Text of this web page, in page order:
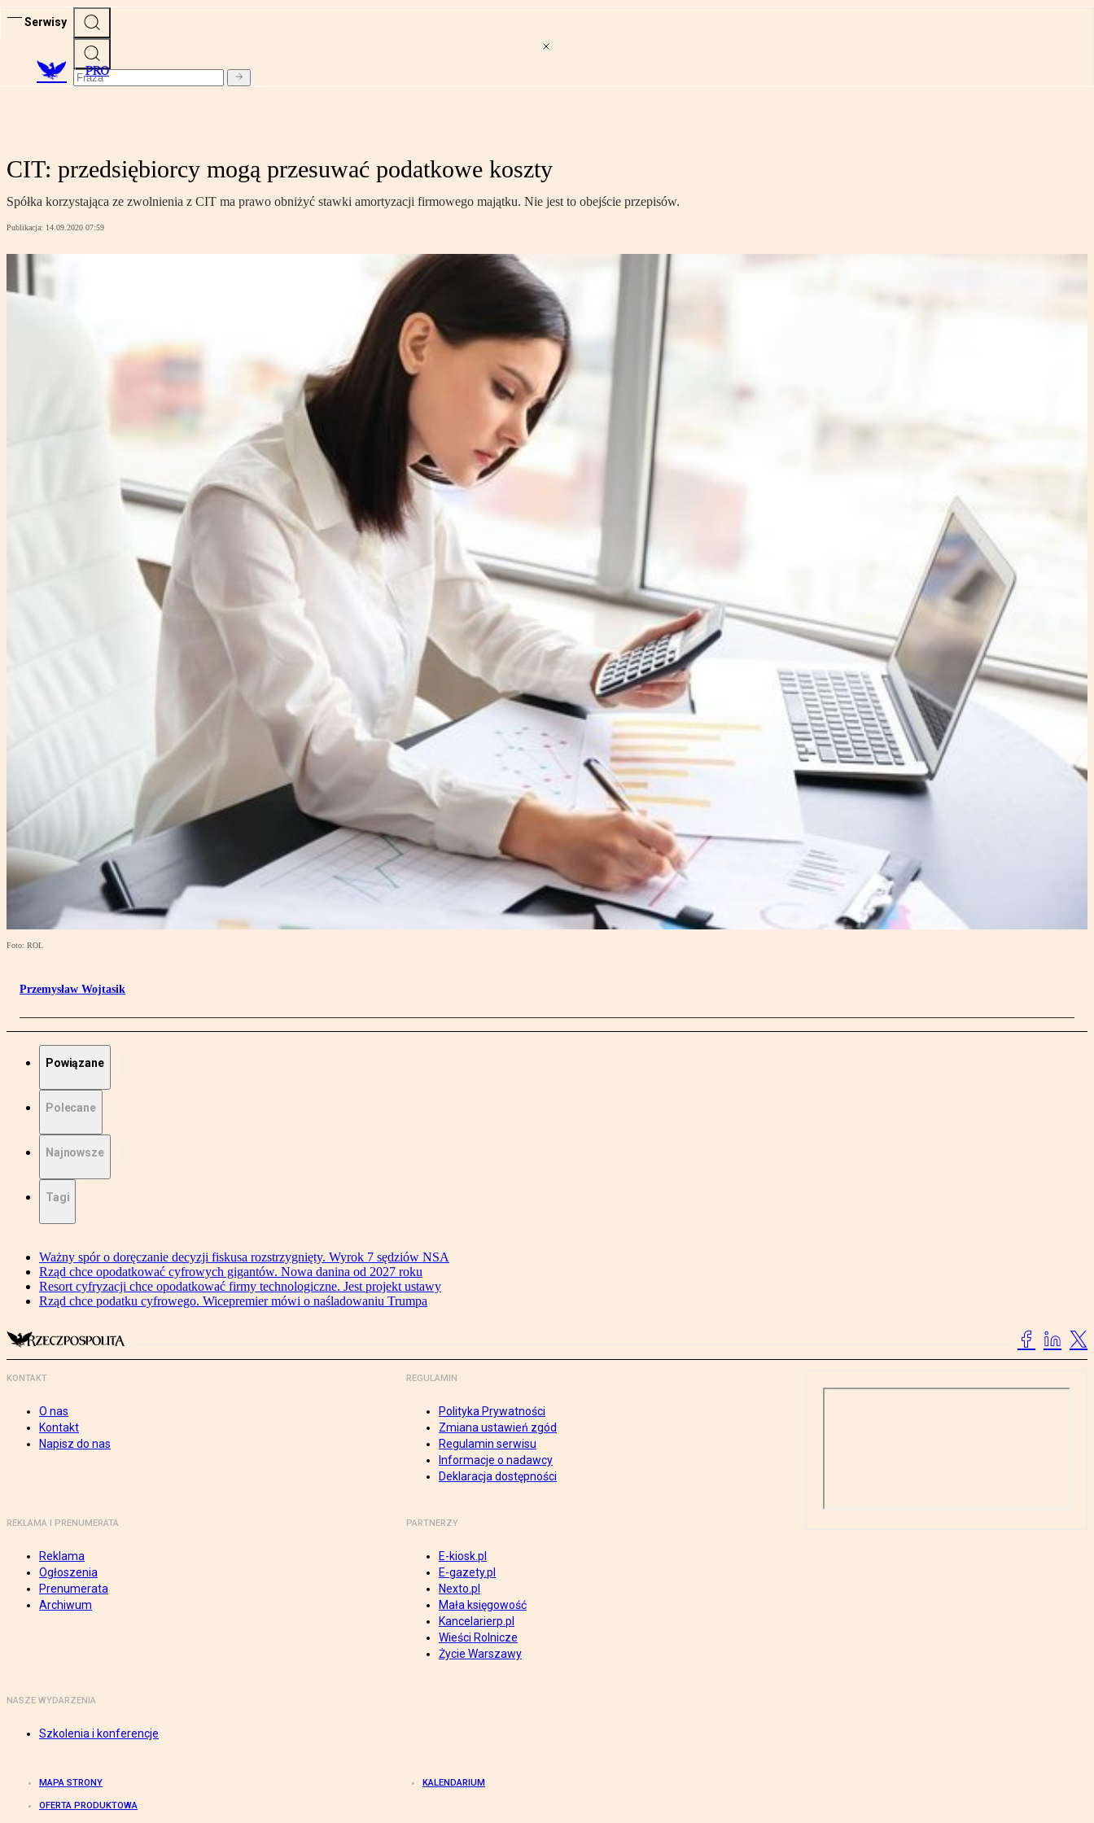
Serwisy
PRO
CIT: przedsiębiorcy mogą przesuwać podatkowe koszty
Spółka korzystająca ze zwolnienia z CIT ma prawo obniżyć stawki amortyzacji firmowego majątku. Nie jest to obejście przepisów.
Publikacja: 14.09.2020 07:59
Foto: ROL
Przemysław Wojtasik
Powiązane
Polecane
Najnowsze
Tagi
Ważny spór o doręczanie decyzji fiskusa rozstrzygnięty. Wyrok 7 sędziów NSA
Rząd chce opodatkować cyfrowych gigantów. Nowa danina od 2027 roku
Resort cyfryzacji chce opodatkować firmy technologiczne. Jest projekt ustawy
Rząd chce podatku cyfrowego. Wicepremier mówi o naśladowaniu Trumpa
KONTAKT
O nas
Kontakt
Napisz do nas
REGULAMIN
Polityka Prywatności
Zmiana ustawień zgód
Regulamin serwisu
Informacje o nadawcy
Deklaracja dostępności
REKLAMA I PRENUMERATA
Reklama
Ogłoszenia
Prenumerata
Archiwum
PARTNERZY
E-kiosk.pl
E-gazety.pl
Nexto.pl
Mała księgowość
Kancelarierp.pl
Wieści Rolnicze
Życie Warszawy
NASZE WYDARZENIA
Szkolenia i konferencje
MAPA STRONY KALENDARIUM
OFERTA PRODUKTOWA